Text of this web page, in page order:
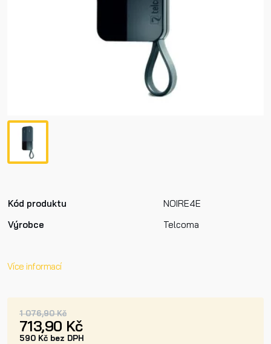
Kód produktu
NOIRE4E
Výrobce
Telcoma
Více informací
1 076,90 Kč
713,90 Kč
590 Kč bez DPH